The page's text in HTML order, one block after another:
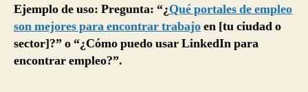
Ejemplo de uso: Pregunta: “¿Qué portales de empleo
son mejores para encontrar trabajoen [tu ciudad o
sector]?” o “¿Cómo puedo usar LinkedIn para
encontrar empleo?”.